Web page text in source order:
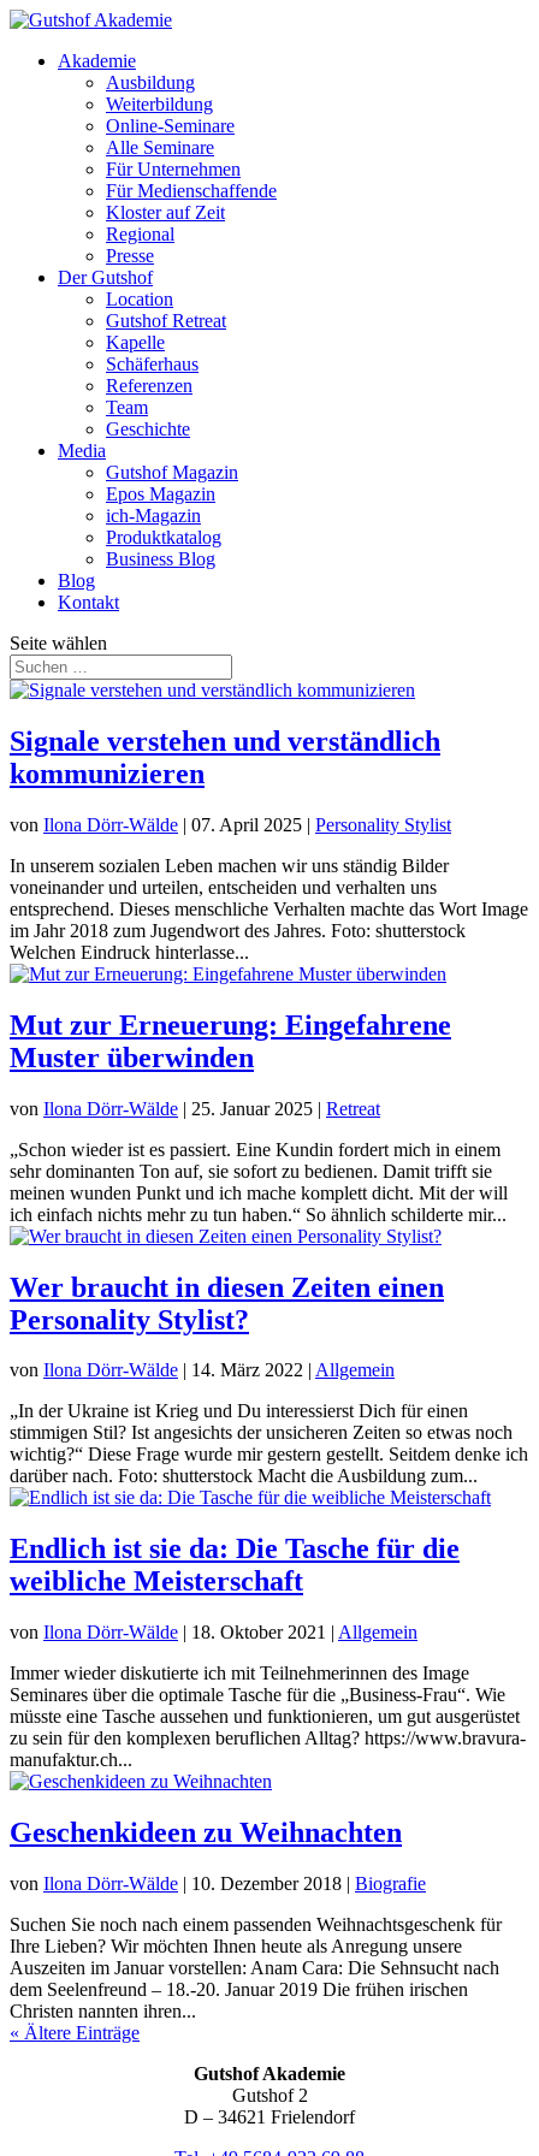
Akademie
Ausbildung
Weiterbildung
Online-Seminare
Alle Seminare
Für Unternehmen
Für Medienschaffende
Kloster auf Zeit
Regional
Presse
Der Gutshof
Location
Gutshof Retreat
Kapelle
Schäferhaus
Referenzen
Team
Geschichte
Media
Gutshof Magazin
Epos Magazin
ich-Magazin
Produktkatalog
Business Blog
Blog
Kontakt
Seite wählen
Signale verstehen und verständlich
kommunizieren
von Ilona Dörr-Wälde | 07. April 2025 | Personality Stylist
In unserem sozialen Leben machen wir uns ständig Bilder
voneinander und urteilen, entscheiden und verhalten uns
entsprechend. Dieses menschliche Verhalten machte das Wort Image
im Jahr 2018 zum Jugendwort des Jahres. Foto: shutterstock
Welchen Eindruck hinterlasse...
Mut zur Erneuerung: Eingefahrene
Muster überwinden
von Ilona Dörr-Wälde | 25. Januar 2025 | Retreat
„Schon wieder ist es passiert. Eine Kundin fordert mich in einem
sehr dominanten Ton auf, sie sofort zu bedienen. Damit trifft sie
meinen wunden Punkt und ich mache komplett dicht. Mit der will
ich einfach nichts mehr zu tun haben.“ So ähnlich schilderte mir...
Wer braucht in diesen Zeiten einen
Personality Stylist?
von Ilona Dörr-Wälde | 14. März 2022 | Allgemein
„In der Ukraine ist Krieg und Du interessierst Dich für einen
stimmigen Stil? Ist angesichts der unsicheren Zeiten so etwas noch
wichtig?“ Diese Frage wurde mir gestern gestellt. Seitdem denke ich
darüber nach. Foto: shutterstock Macht die Ausbildung zum...
Endlich ist sie da: Die Tasche für die
weibliche Meisterschaft
von Ilona Dörr-Wälde | 18. Oktober 2021 | Allgemein
Immer wieder diskutierte ich mit Teilnehmerinnen des Image
Seminares über die optimale Tasche für die „Business-Frau“. Wie
müsste eine Tasche aussehen und funktionieren, um gut ausgerüstet
zu sein für den komplexen beruflichen Alltag? https://www.bravura-
manufaktur.ch...
Geschenkideen zu Weihnachten
von Ilona Dörr-Wälde | 10. Dezember 2018 | Biografie
Suchen Sie noch nach einem passenden Weihnachtsgeschenk für
Ihre Lieben? Wir möchten Ihnen heute als Anregung unsere
Auszeiten im Januar vorstellen: Anam Cara: Die Sehnsucht nach
dem Seelenfreund – 18.-20. Januar 2019 Die frühen irischen
Christen nannten ihren...
« Ältere Einträge
Gutshof Akademie
Gutshof 2
D – 34621 Frielendorf